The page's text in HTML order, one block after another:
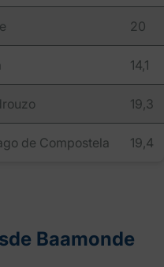
20
14,1
19,3
de Compostela 19,4
Baamonde